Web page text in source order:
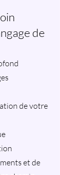
de
de votre
et de